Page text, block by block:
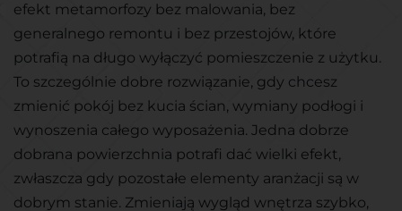
efekt metamorfozy bez malowania, bez
generalnego remontu i bez przestojów, które
potrafią na długo wyłączyć pomieszczenie z użytku.
To szczególnie dobre rozwiązanie, gdy chcesz
zmienić pokój bez kucia ścian, wymiany podłogi i
wynoszenia całego wyposażenia. Jedna dobrze
dobrana powierzchnia potrafi dać wielki efekt,
zwłaszcza gdy pozostałe elementy aranżacji są w
dobrym stanie. Zmieniają wygląd wnętrza szybko,